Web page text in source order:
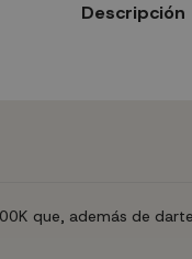
Descripción
que, además de